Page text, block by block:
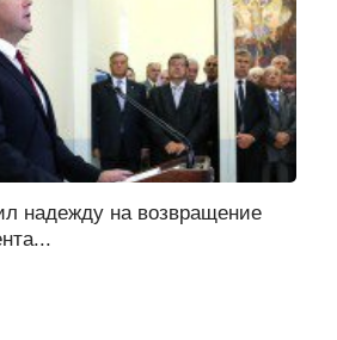
надежду на возвращение